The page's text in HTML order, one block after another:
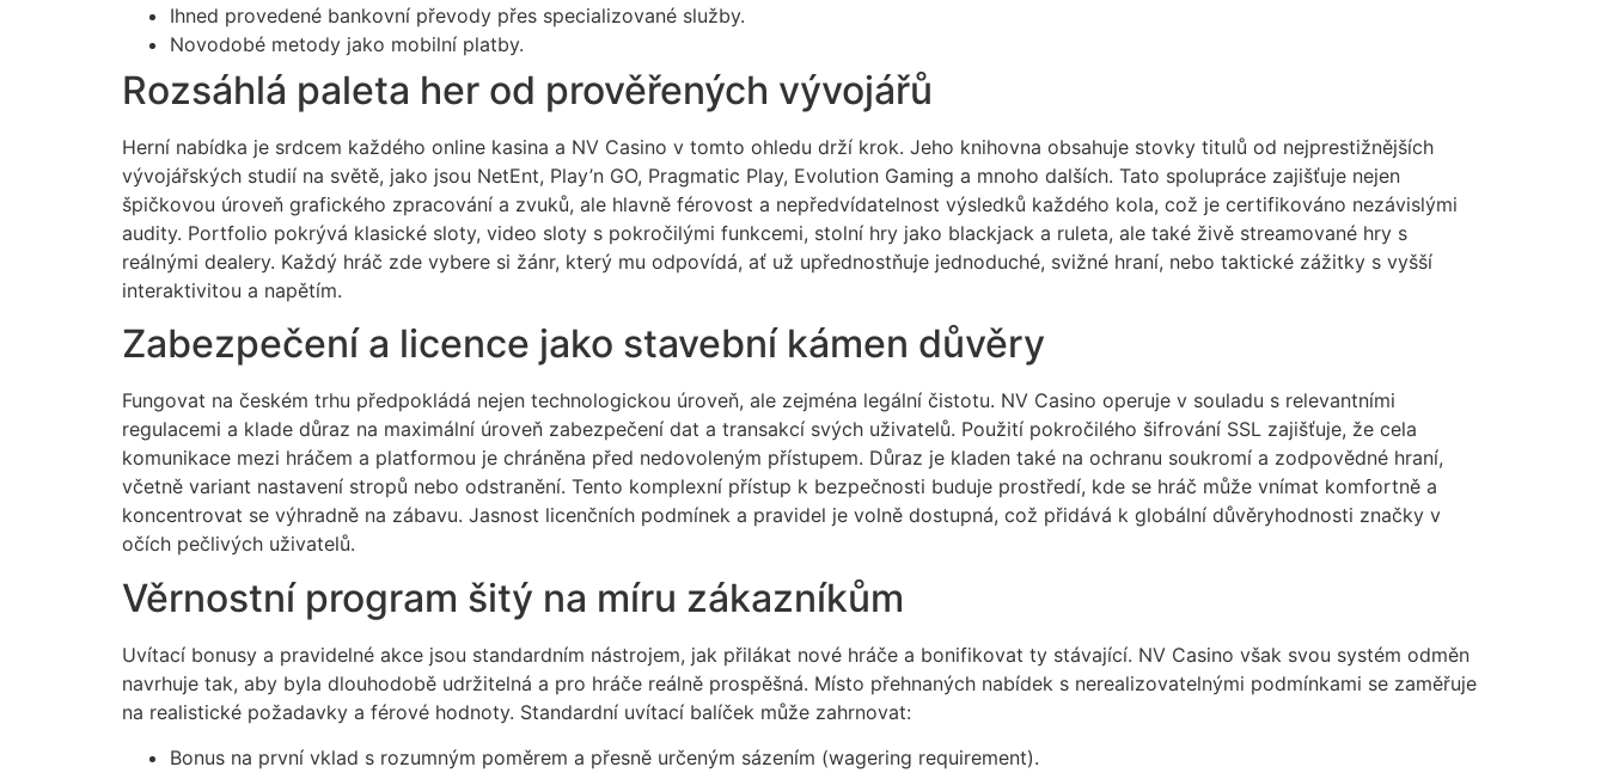
Ihned provedené bankovní převody přes specializované služby.
Novodobé metody jako mobilní platby.
Rozsáhlá paleta her od prověřených vývojářů
Herní nabídka je srdcem každého online kasina a NV Casino v tomto ohledu drží krok. Jeho knihovna obsahuje stovky titulů od nejprestižnějších
vývojářských studií na světě, jako jsou NetEnt, Play’n GO, Pragmatic Play, Evolution Gaming a mnoho dalších. Tato spolupráce zajišťuje nejen
špičkovou úroveň grafického zpracování a zvuků, ale hlavně férovost a nepředvídatelnost výsledků každého kola, což je certifikováno nezávislými
audity. Portfolio pokrývá klasické sloty, video sloty s pokročilými funkcemi, stolní hry jako blackjack a ruleta, ale také živě streamované hry s
reálnými dealery. Každý hráč zde vybere si žánr, který mu odpovídá, ať už upřednostňuje jednoduché, svižné hraní, nebo taktické zážitky s vyšší
interaktivitou a napětím.
Zabezpečení a licence jako stavební kámen důvěry
Fungovat na českém trhu předpokládá nejen technologickou úroveň, ale zejména legální čistotu. NV Casino operuje v souladu s relevantními
regulacemi a klade důraz na maximální úroveň zabezpečení dat a transakcí svých uživatelů. Použití pokročilého šifrování SSL zajišťuje, že cela
komunikace mezi hráčem a platformou je chráněna před nedovoleným přístupem. Důraz je kladen také na ochranu soukromí a zodpovědné hraní,
včetně variant nastavení stropů nebo odstranění. Tento komplexní přístup k bezpečnosti buduje prostředí, kde se hráč může vnímat komfortně a
koncentrovat se výhradně na zábavu. Jasnost licenčních podmínek a pravidel je volně dostupná, což přidává k globální důvěryhodnosti značky v
očích pečlivých uživatelů.
Věrnostní program šitý na míru zákazníkům
Uvítací bonusy a pravidelné akce jsou standardním nástrojem, jak přilákat nové hráče a bonifikovat ty stávající. NV Casino však svou systém odměn
navrhuje tak, aby byla dlouhodobě udržitelná a pro hráče reálně prospěšná. Místo přehnaných nabídek s nerealizovatelnými podmínkami se zaměřuje
na realistické požadavky a férové hodnoty. Standardní uvítací balíček může zahrnovat:
Bonus na první vklad s rozumným poměrem a přesně určeným sázením (wagering requirement).